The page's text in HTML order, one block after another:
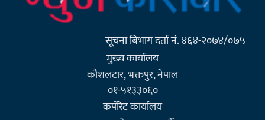
सूचना बिभाग दर्ता नं. ४६४-२०७४/०७५
मुख्य कार्यालय
कौशलटार, भक्तपुर, नेपाल
०१-५१३३०६०
कर्पाेरेट कार्यालय